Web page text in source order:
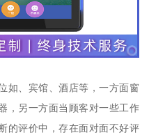
如、宾馆、酒店等，一方面窗
，另一方面当顾客对一些工作
的评价中，存在面对面不好评